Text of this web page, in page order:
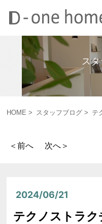
ス
HOME スタッフブログ テ
＜前へ 次へ＞
2024/06/21
テクノストラ